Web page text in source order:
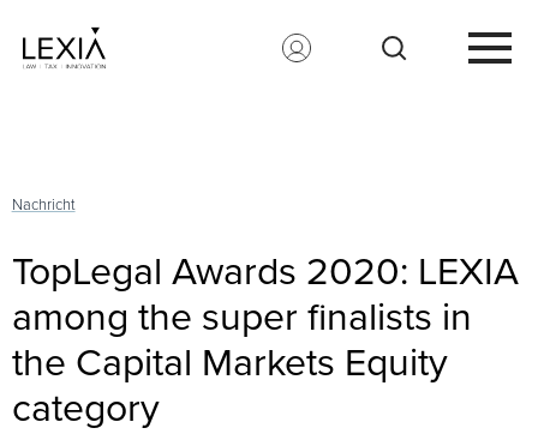
Nachricht
TopLegal Awards 2020: LEXIA
among the super finalists in
the Capital Markets Equity
category